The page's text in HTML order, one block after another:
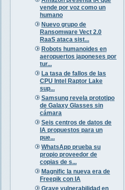
vende por voz como un
humano
Nuevo grupo de
Ransomware Vect 2.0
RaaS ataca sist...
Robots humanoides en
aeropuertos japoneses por
tur...
La tasa de fallos de las
CPU Intel Raptor Lake
sup...
Samsung revela prototipo
de Galaxy Glasses sin
cámara
Seis centros de datos de
IA propuestos para un
pue...
WhatsApp prueba su
propio proveedor de
copias de s...
Magnific la nueva era de
Freepik con IA
Grave vulnerabilidad en